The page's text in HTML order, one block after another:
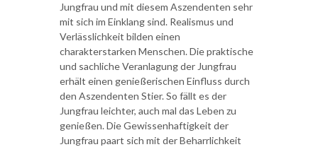
Jungfrau und mit diesem Aszendenten sehr
mit sich im Einklang sind. Realismus und
Verlässlichkeit bilden einen
charakterstarken Menschen. Die praktische
und sachliche Veranlagung der Jungfrau
erhält einen genießerischen Einfluss durch
den Aszendenten Stier. So fällt es der
Jungfrau leichter, auch mal das Leben zu
genießen. Die Gewissenhaftigkeit der
Jungfrau paart sich mit der Beharrlichkeit